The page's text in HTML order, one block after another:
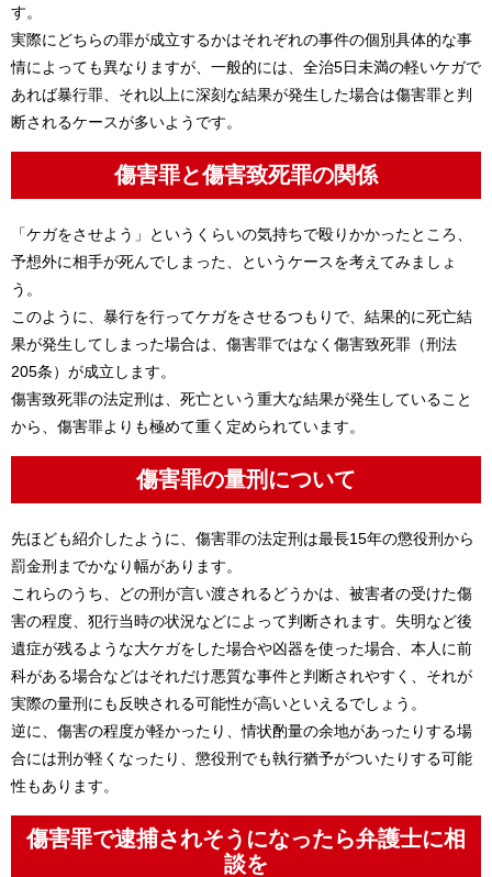
す。
実際にどちらの罪が成立するかはそれぞれの事件の個別具体的な事
情によっても異なりますが、一般的には、全治5日未満の軽いケガで
あれば暴行罪、それ以上に深刻な結果が発生した場合は傷害罪と判
断されるケースが多いようです。
傷害罪と傷害致死罪の関係
「ケガをさせよう」というくらいの気持ちで殴りかかったところ、
予想外に相手が死んでしまった、というケースを考えてみましょ
う。
このように、暴行を行ってケガをさせるつもりで、結果的に死亡結
果が発生してしまった場合は、傷害罪ではなく傷害致死罪（刑法
205条）が成立します。
傷害致死罪の法定刑は、死亡という重大な結果が発生していること
から、傷害罪よりも極めて重く定められています。
傷害罪の量刑について
先ほども紹介したように、傷害罪の法定刑は最長15年の懲役刑から
罰金刑までかなり幅があります。
これらのうち、どの刑が言い渡されるどうかは、被害者の受けた傷
害の程度、犯行当時の状況などによって判断されます。失明など後
遺症が残るような大ケガをした場合や凶器を使った場合、本人に前
科がある場合などはそれだけ悪質な事件と判断されやすく、それが
実際の量刑にも反映される可能性が高いといえるでしょう。
逆に、傷害の程度が軽かったり、情状酌量の余地があったりする場
合には刑が軽くなったり、懲役刑でも執行猶予がついたりする可能
性もあります。
傷害罪で逮捕されそうになったら弁護士に相
談を